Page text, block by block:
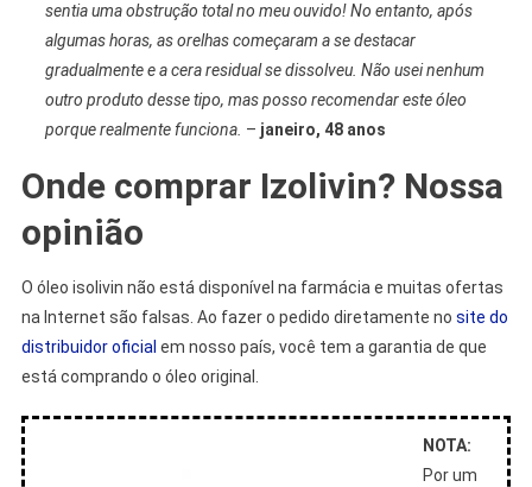
sentia uma obstrução total no meu ouvido! No entanto, após
algumas horas, as orelhas começaram a se destacar
gradualmente e a cera residual se dissolveu. Não usei nenhum
outro produto desse tipo, mas posso recomendar este óleo
porque realmente funciona. – janeiro, 48 anos
Onde comprar Izolivin? Nossa
opinião
O óleo isolivin não está disponível na farmácia e muitas ofertas
na Internet são falsas. Ao fazer o pedido diretamente no site do
distribuidor oficial em nosso país, você tem a garantia de que
está comprando o óleo original.
NOTA:
Por um